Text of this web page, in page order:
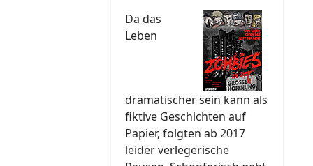
Da das
Leben
dramatischer sein kann als
fiktive Geschichten auf
Papier, folgten ab 2017
leider verlegerische